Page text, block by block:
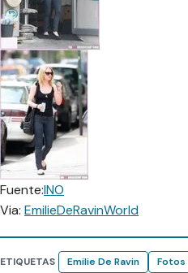
Fuente:INO
Via: EmilieDeRavinWorld
ETIQUETAS Emilie De Ravin Fotos